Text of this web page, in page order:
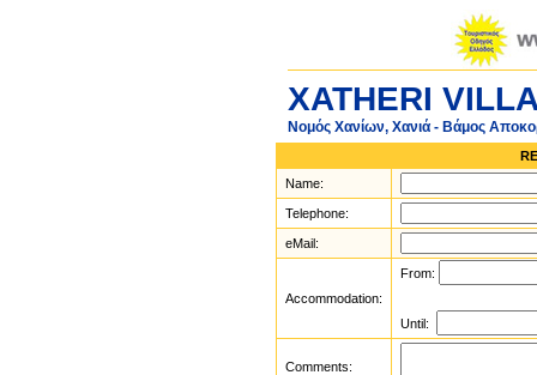
XATHERI
Νομός Χανίων, Χανιά - Βάμος
Name:
Telephone:
eMail:
Accommodation:
From:
Until:
Comments: